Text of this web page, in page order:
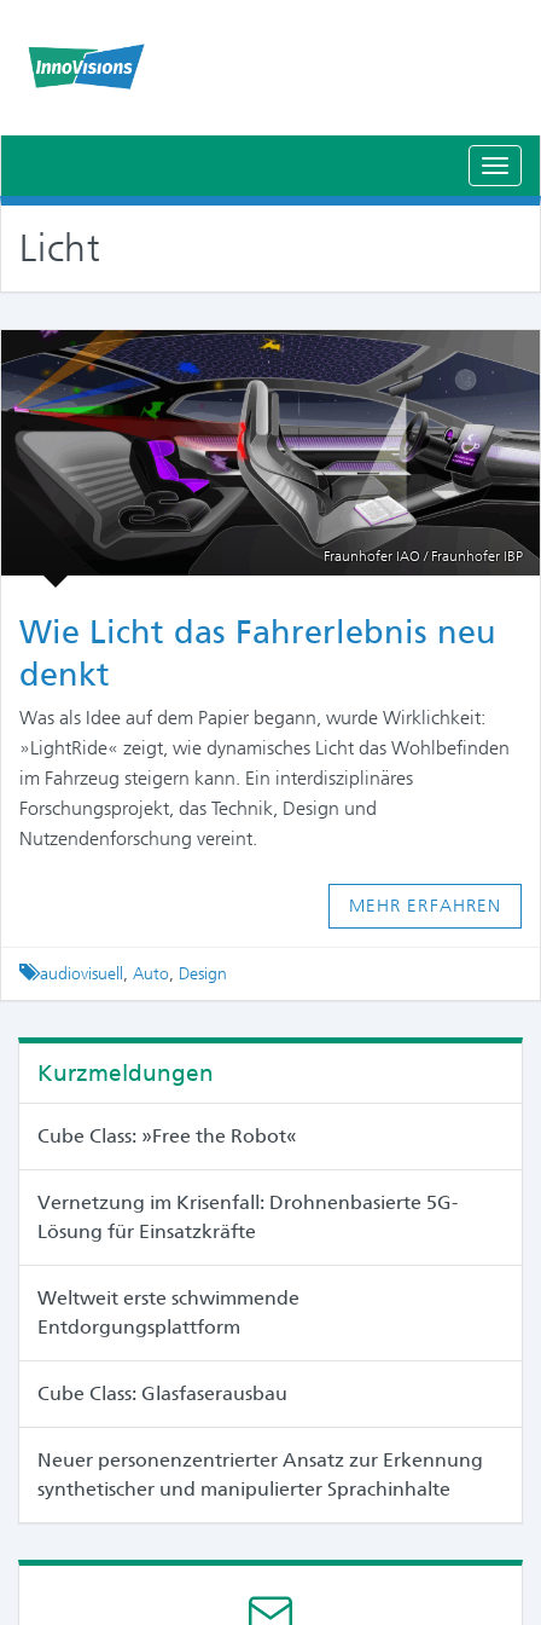
Licht
Fraunhofer IAO / Fraunhofer IBP
Wie Licht das Fahrerlebnis neu
denkt
Was als Idee auf dem Papier begann, wurde Wirklichkeit:
»LightRide« zeigt, wie dynamisches Licht das Wohlbefinden
im Fahrzeug steigern kann. Ein interdisziplinäres
Forschungsprojekt, das Technik, Design und
Nutzendenforschung vereint.
MEHR ERFAHREN
Tagged
audiovisuell , Auto, Design
Kurzmeldungen
Cube Class: »Free the Robot«
Vernetzung im Krisenfall: Drohnenbasierte 5G-
Lösung für Einsatzkräfte
Weltweit erste schwimmende
Entdorgungsplattform
Cube Class: Glasfaserausbau
Neuer personenzentrierter Ansatz zur Erkennung
synthetischer und manipulierter Sprachinhalte